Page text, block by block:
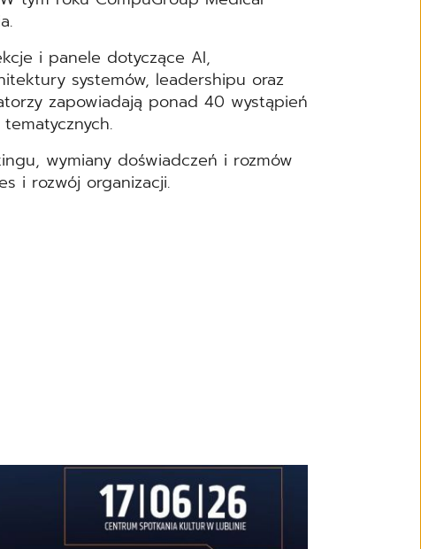
i panele dotyczące AI,
systemów, leadershipu oraz
zapowiadają ponad 40 wystąpień
wymiany doświadczeń i rozmów
i rozwój organizacji.